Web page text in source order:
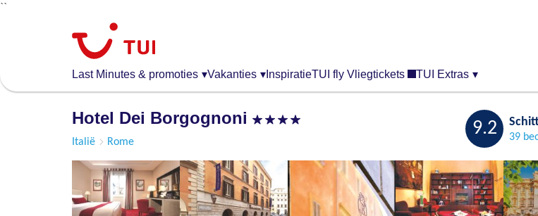
``
algemene
Last Minutes & promoties ▾Vakanties ▾ InspiratieTUI fly Vliegtickets TUI Extras ▾
Hotel Dei Borgognoni
Italië Rome
9.2 39